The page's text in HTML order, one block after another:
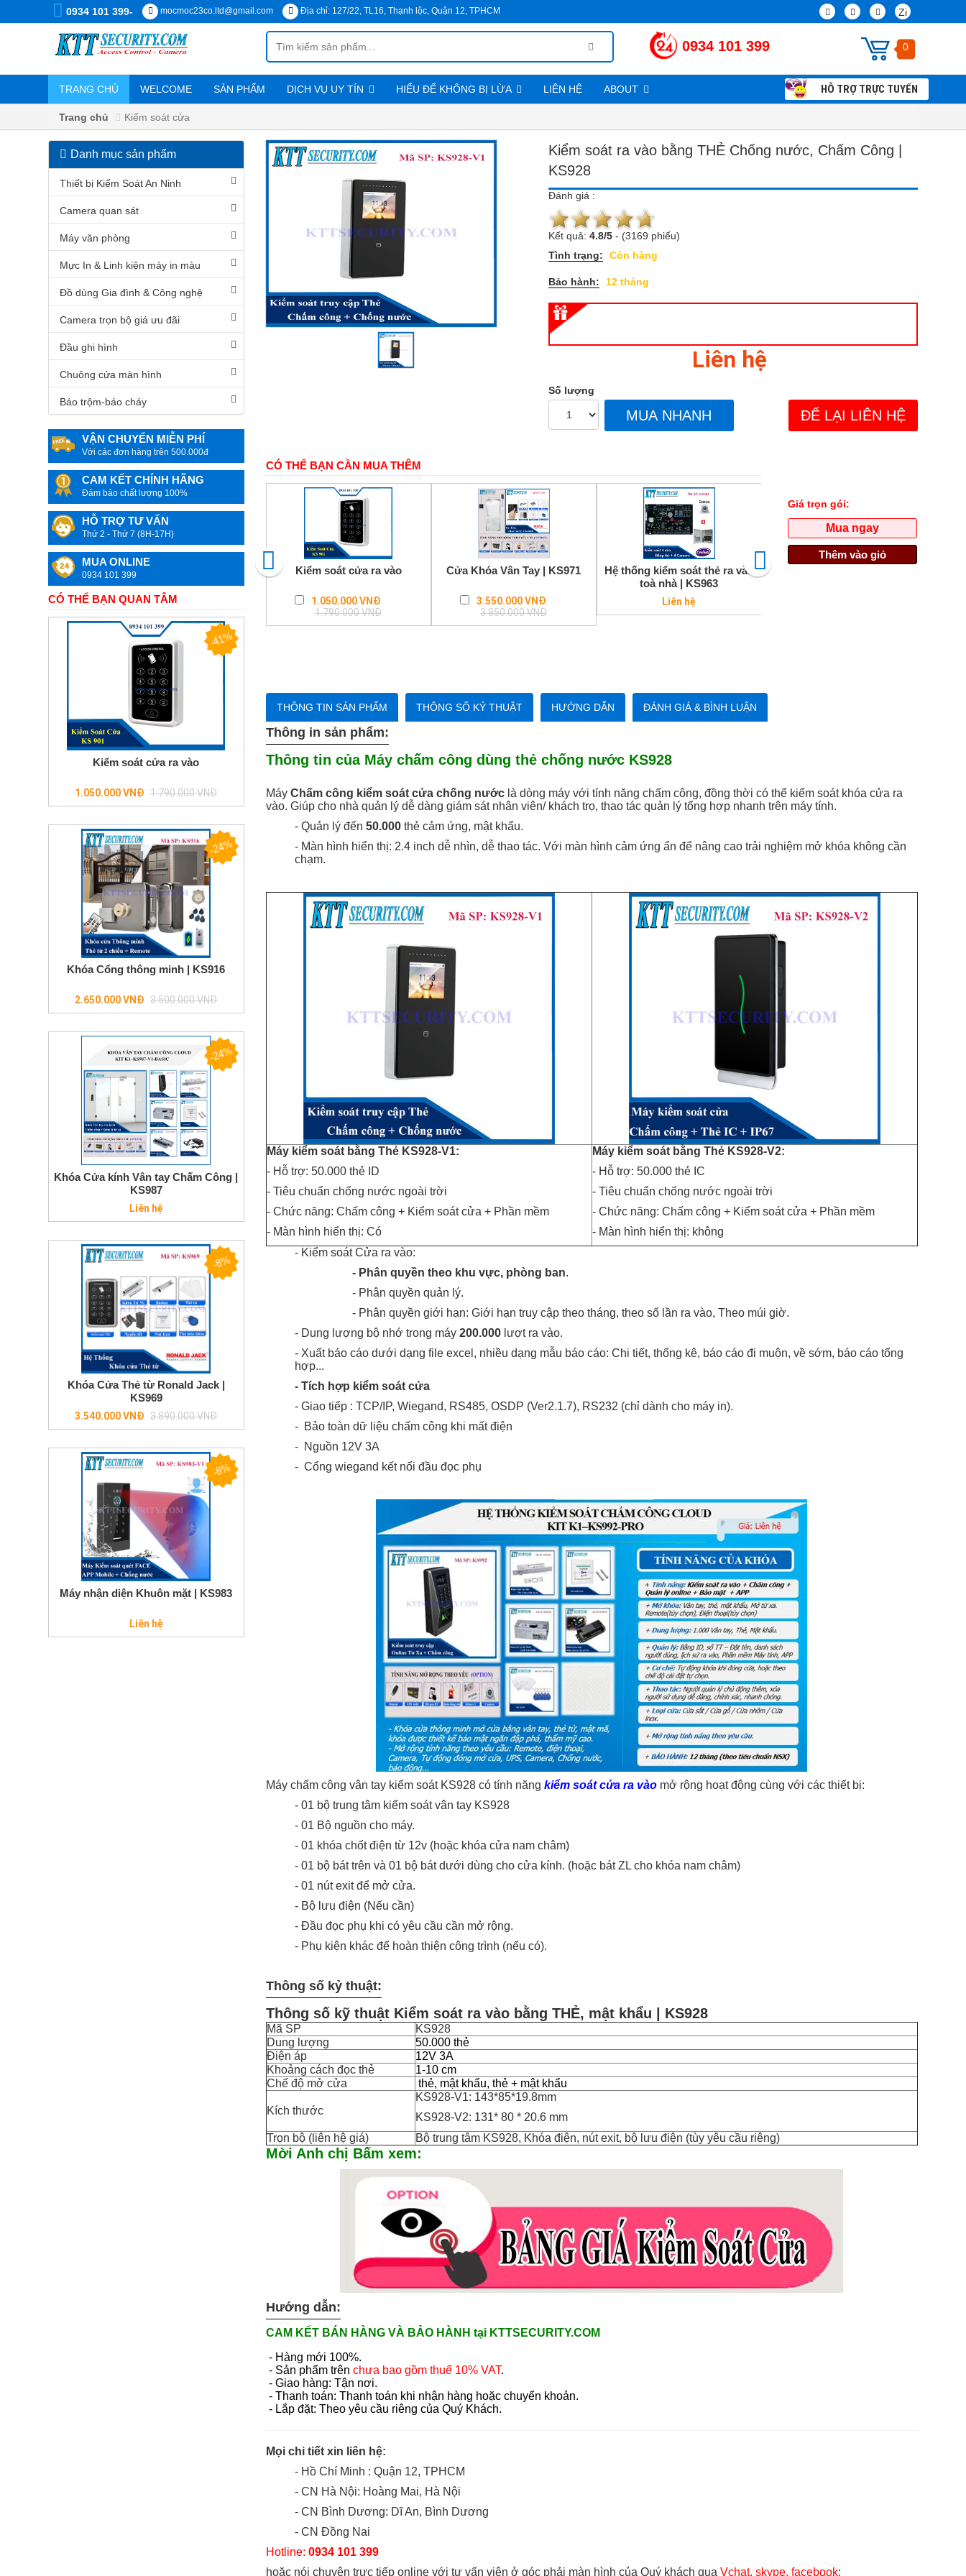
0934 101 399- mocmoc23co.ltd@gmail.com Địa chỉ: 127/22, TL16, Thạnh lộc, Quận 12, TPHCM Zi
0934 101 399 0
TRANG CHỦ WELCOME SẢN PHẨM DỊCH VỤ UY TÍN HIỂU ĐỂ KHÔNG BỊ LỪA LIÊN HỆ ABOUT HỖ TRỢ TRỰC TUYẾN
Trang chủ Kiểm soát cửa
DANH
Soát
Ninh
Camera
phòng
Mực
Linh
màu
dùng
Công
hình
Danh mục sản phẩm
Thiết bị Kiểm Soát An Ninh
Camera quan sát
Máy văn phòng
Mực In & Linh kiện máy in màu
Đồ dùng Gia đình & Công nghệ
Camera trọn bộ giá ưu đãi
Đầu ghi hình
Chuông cửa màn hình
SAMSUNG
Báo trộm-báo cháy
Trọn bộ Báo trộm Không dây
VẬN CHUYỂN MIỄN PHÍ
Với các đơn hàng trên 500.000đ
CAM KẾT CHÍNH HÃNG
Đảm bảo chất lượng 100%
HỖ TRỢ TƯ VẤN
Thứ 2 - Thứ 7 (8H-17H)
MUA ONLINE
0934 101 399
CÓ THỂ BẠN QUAN TÂM
-41%
Kiểm soát cửa ra vào
1.050.000 VNĐ Regular
price
1.790.000 VNĐ
-24%
Khóa Cổng thông minh | KS916
2.650.000 VNĐ Regular
price
3.500.000 VNĐ
-24%
Khóa Cửa kính Vân tay Chấm Công |
KS987
Liên hệ
-8%
Khóa Cửa Thẻ từ Ronald Jack |
KS969
3.540.000 VNĐ Regular
price
3.890.000 VNĐ
-8%
Máy nhận diện Khuôn mặt | KS983
Liên hệ
Kiểm soát ra vào bằng THẺ Chống nước, Chấm Công |
KS928
Đánh giá :
Kết quả: 4.8/5 - (3169 phiếu)
Tình trạng:
Còn hàng
Bảo hành: 12 tháng
Liên hệ
Số lượng
MUA NHANH ĐỂ LẠI LIÊN HỆ
CÓ THỂ BẠN CẦN MUA THÊM
Kiểm soát cửa ra vào
1.050.000 VNĐ
price
1.790.000 VNĐ
Cửa Khóa Vân Tay | KS971
3.550.000 VNĐ
price
3.850.000 VNĐ
Hệ thống kiểm soát thẻ ra vào
toà nhà | KS963
Liên hệ
Giá trọn gói:
Mua ngay
Thêm vào giỏ
THÔNG TIN SẢN PHẨM THÔNG SỐ KỶ THUẬT HƯỚNG DẪN ĐÁNH GIÁ & BÌNH LUẬN
Thông in sản phẩm:
Thông tin của Máy chấm công dùng thẻ chống nước KS928
MáyChấm công kiểm soát cửa chống nướclà dòng máy với tính năng chấm công, đồng thời có thể kiểm soát khóa cửa ra
vào. Giúp cho nhà quản lý dễ dàng giám sát nhân viên/ khách trọ, thao tác quản lý tổng hợp nhanh trên máy tính.
- Quản lý đến 50.000thẻ cảm ứng, mật khẩu.
- Màn hình hiển thị: 2.4 inch dễ nhìn, dễ thao tác. Với màn hình cảm ứng ẩn để nâng cao trải nghiệm mở khóa không cần
chạm.
Máy kiểm soát bằng Thẻ KS928-V1:
- Hỗ trợ: 50.000 thẻ ID
- Tiêu chuẩn chống nước ngoài trời
- Chức năng: Chấm công + Kiểm soát cửa + Phần mềm
- Màn hình hiển thị: Có
Máy kiểm soát bằng Thẻ KS928-V2:
- Hỗ trợ: 50.000 thẻ IC
- Tiêu chuẩn chống nước ngoài trời
- Chức năng: Chấm công + Kiểm soát cửa + Phần mềm
- Màn hình hiển thị: không
- Kiểm soát Cửa ra vào:
- Phân quyền theo khu vực, phòng ban.
- Phân quyền quản lý.
- Phân quyền giới hạn: Giới hạn truy cập theo tháng, theo số lần ra vào, Theo múi giờ.
- Dung lượng bộ nhớ trong máy 200.000lượt ra vào.
- Xuất báo cáo dưới dạng file excel, nhiều dạng mẫu báo cáo: Chi tiết, thống kê, báo cáo đi muộn, về sớm, báo cáo tổng
hợp...
- Tích hợp kiểm soát cửa
- Giao tiếp : TCP/IP, Wiegand, RS485, OSDP (Ver2.1.7), RS232 (chỉ dành cho máy in).
- Bảo toàn dữ liệu chấm công khi mất điện
- Nguồn 12V 3A
- Cổng wiegand kết nối đầu đọc phụ
Máy chấm công vân tay kiểm soát KS928 cótính năng kiểm soát cửa ra vàomở rộng hoạt động cùng với các thiết bị:
- 01 bộ trung tâm kiểm soát vân tay KS928
- 01 Bộ nguồn cho máy.
- 01 khóa chốt điện từ 12v (hoặc khóa cửa nam châm)
- 01 bộ bát trên và 01 bộ bát dưới dùng cho cửa kính. (hoặc bát ZL cho khóa nam châm)
- 01 nút exit để mở cửa.
- Bộ lưu điện (Nếu cần)
- Đầu đọc phụ khi có yêu cầu cần mở rộng.
- Phụ kiện khác để hoàn thiện công trình (nếu có).
Thông số kỷ thuật:
Thông số kỹ thuật Kiểm soát ra vào bằng THẺ, mật khẩu | KS928
Mã SP
KS928
Dung lượng
50.000 thẻ
Điện áp
12V 3A
Khoảng cách đọc thẻ
1-10 cm
Chế độ mở cửa
thẻ, mật khẩu, thẻ + mật khẩu
Kích thước
KS928-V1: 143*85*19.8mm
KS928-V2: 131* 80 * 20.6 mm
Trọn bộ (liên hệ giá)
Bộ trung tâm KS928, Khóa điện, nút exit, bộ lưu điện (tùy yêu cầu riêng)
Mời Anh chị Bấm xem:
Hướng dẫn:
CAM KẾT BÁN HÀNG VÀ BẢO HÀNH tại KTTSECURITY.COM
- Hàng mới 100%.
- Sản phẩm trên chưa bao gồm thuế 10% VAT.
- Giao hàng: Tận nơi.
- Thanh toán: Thanh toán khi nhận hàng hoặc chuyển khoản.
- Lắp đặt: Theo yêu cầu riêng của Quý Khách.
Mọi chi tiết xin liên hệ:
- Hồ Chí Minh : Quận 12, TPHCM
- CN Hà Nội: Hoàng Mai, Hà Nội
- CN Bình Dương: Dĩ An, Bình Dương
- CN Đồng Nai
Hotline: 0934 101 399
hoặc nói chuyện trực tiếp online với tư vấn viên ở góc phải màn hình của Quý khách qua Vchat, skype, facebook: